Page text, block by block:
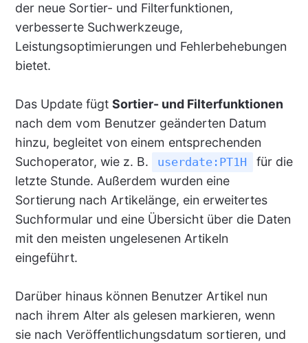
der neue Sortier- und Filterfunktionen,
verbesserte Suchwerkzeuge,
Leistungsoptimierungen und Fehlerbehebungen
bietet.
Das Update fügt Sortier- und Filterfunktionen
nach dem vom Benutzer geänderten Datum
hinzu, begleitet von einem entsprechenden
Suchoperator, wie z. B.
userdate:PT1H
für die
letzte Stunde. Außerdem wurden eine
Sortierung nach Artikelänge, ein erweitertes
Suchformular und eine Übersicht über die Daten
mit den meisten ungelesenen Artikeln
eingeführt.
Darüber hinaus können Benutzer Artikel nun
nach ihrem Alter als gelesen markieren, wenn
sie nach Veröffentlichungsdatum sortieren, und